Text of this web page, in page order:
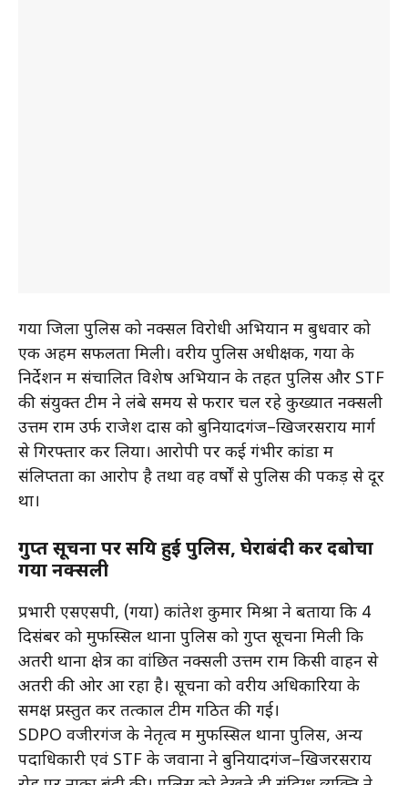
गया जिला पुलिस को नक्सल विरोधी अभियान में बुधवार को
एक अहम सफलता मिली। वरीय पुलिस अधीक्षक, गया के
निर्देशन में संचालित विशेष अभियान के तहत पुलिस और STF
की संयुक्त टीम ने लंबे समय से फरार चल रहे कुख्यात नक्सली
उत्तम राम उर्फ राजेश दास को बुनियादगंज–खिजरसराय मार्ग
से गिरफ्तार कर लिया। आरोपी पर कई गंभीर कांडों में
संलिप्तता का आरोप है तथा वह वर्षों से पुलिस की पकड़ से दूर
था।
गुप्त सूचना पर सक्रिय हुई पुलिस, घेराबंदी कर दबोचा
गया नक्सली
प्रभारी एसएसपी, (गया) कांतेश कुमार मिश्रा ने बताया कि 4
दिसंबर को मुफस्सिल थाना पुलिस को गुप्त सूचना मिली कि
अतरी थाना क्षेत्र का वांछित नक्सली उत्तम राम किसी वाहन से
अतरी की ओर आ रहा है। सूचना को वरीय अधिकारियों के
समक्ष प्रस्तुत कर तत्काल टीम गठित की गई।
SDPO वजीरगंज के नेतृत्व में मुफस्सिल थाना पुलिस, अन्य
पदाधिकारी एवं STF के जवानों ने बुनियादगंज–खिजरसराय